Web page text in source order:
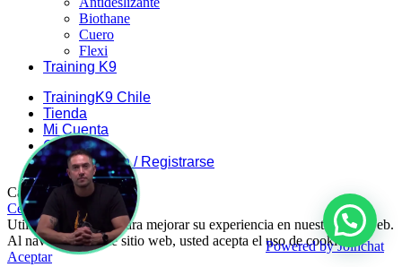
Biothane
Cuero
Flexi
Training K9
TrainingK9 Chile
Tienda
Mi Cuenta
Carrito
Iniciar Sesión / Registrarse
Carrito de compra
Cerrar
Utilizamos cookies para mejorar su experiencia en nuestro sitio web.
Al navegar por este sitio web, usted acepta el uso de cookies.
Aceptar
Powered byJoinchat